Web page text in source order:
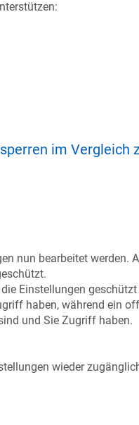
im Vergleich
nun bearbeitet werden.
Einstellungen geschützt
haben, während ein
und Sie Zugriff haben.
wieder